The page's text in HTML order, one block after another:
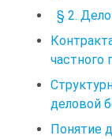
§ 2.
частного
деловой
Понятие